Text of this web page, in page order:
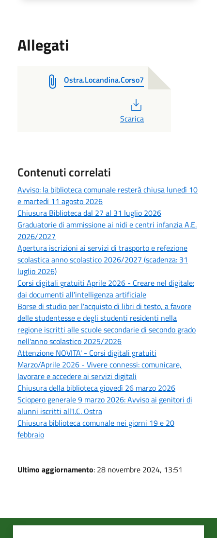
Allegati
Ostra.Locandina.Corso7
Scarica
Contenuti correlati
Avviso: la biblioteca comunale resterà chiusa lunedì 10
e martedì 11 agosto 2026
Chiusura Biblioteca dal 27 al 31 luglio 2026
Graduatorie di ammissione ai nidi e centri infanzia A.E.
2026/2027
Apertura iscrizioni ai servizi di trasporto e refezione
scolastica anno scolastico 2026/2027 (scadenza: 31
luglio 2026)
Corsi digitali gratuiti Aprile 2026 - Creare nel digitale:
dai documenti all'intelligenza artificiale
Borse di studio per l'acquisto di libri di testo, a favore
delle studentesse e degli studenti residenti nella
regione iscritti alle scuole secondarie di secondo grado
nell'anno scolastico 2025/2026
Attenzione NOVITA' - Corsi digitali gratuiti
Marzo/Aprile 2026 - Vivere connessi: comunicare,
lavorare e accedere ai servizi digitali
Chiusura della biblioteca giovedì 26 marzo 2026
Sciopero generale 9 marzo 2026: Avviso ai genitori di
alunni iscritti all'I.C. Ostra
Chiusura biblioteca comunale nei giorni 19 e 20
febbraio
Ultimo aggiornamento: 28 novembre 2024, 13:51